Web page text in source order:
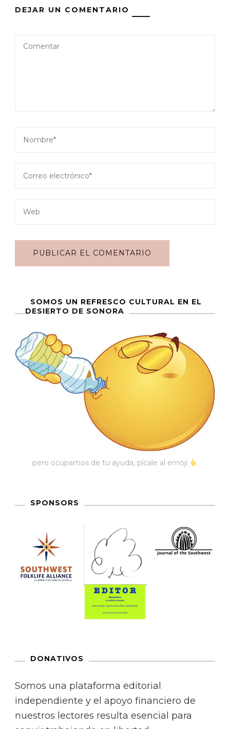
DEJAR UN COMENTARIO
SOMOS UN REFRESCO CULTURAL EN EL
DESIERTO DE SONORA
pero ocupamos de tu ayuda, pícale al emoji
SPONSORS
DONATIVOS
Somos una plataforma editorial
independiente y el apoyo financiero de
nuestros lectores resulta esencial para